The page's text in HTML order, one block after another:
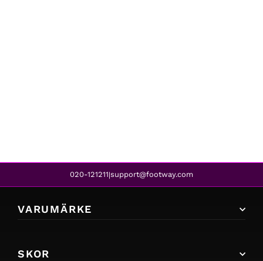
020-121211|support@footway.com
VARUMÄRKE
SKOR